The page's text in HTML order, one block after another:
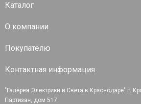
Каталог
О компании
Покупателю
Контактная информация
"Галерея Электрики и Света в Краснодаре" г.
Партизан, дом 517